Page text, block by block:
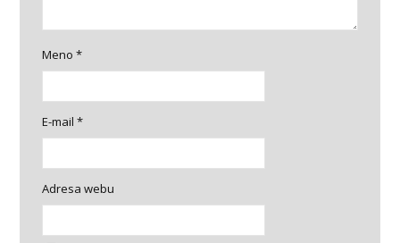
Meno*
E-mail*
Adresa webu